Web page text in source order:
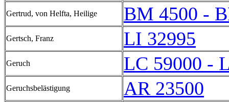
Gertrud, von Helfta, Heilige BM 4500 -
Gertsch, Franz LI 32995
Geruch LC 59000 -
Geruchsbelästigung AR 23500